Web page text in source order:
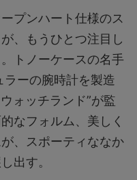
プンハート仕様のス
、もうひとつ注目し
トノーケースの名手
ラーの腕時計を製造
ォッチランド”が監
なフォルム、美しく
、スポーティななか
出す。